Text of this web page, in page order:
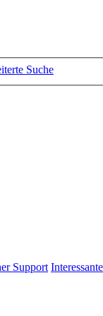
Suche
Support